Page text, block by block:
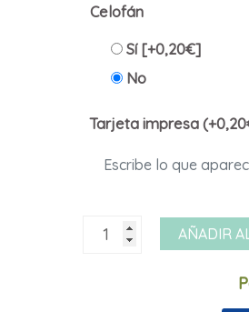
Celofán
Sí [+0,20€]
No
Tarjeta impresa
Abanico
AÑADIR